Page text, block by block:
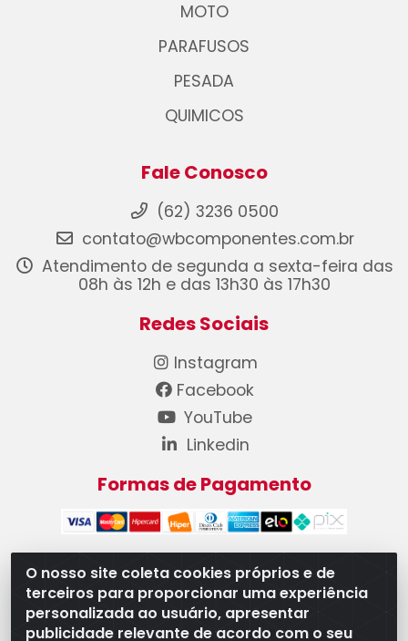
O nosso site coleta cookies próprios e de
terceiros para proporcionar uma experiência
personalizada ao usuário, apresentar
publicidade relevante de acordo com o seu
MOTO
PARAFUSOS
PESADA
QUIMICOS
Fale Conosco
(62) 3236 0500
contato@wbcomponentes.com.br
Atendimento de segunda a sexta-feira das
08h às 12h e das 13h30 às 17h30
Redes Sociais
Instagram
Facebook
YouTube
Linkedin
Formas de Pagamento
WB Componentes Automotivos LTDA - CNPJ
08.528.393/0001-12 - Rua do Níquel, 667 - Parque
Oeste Industrial, Goiânia/GO - CEP 74375-660